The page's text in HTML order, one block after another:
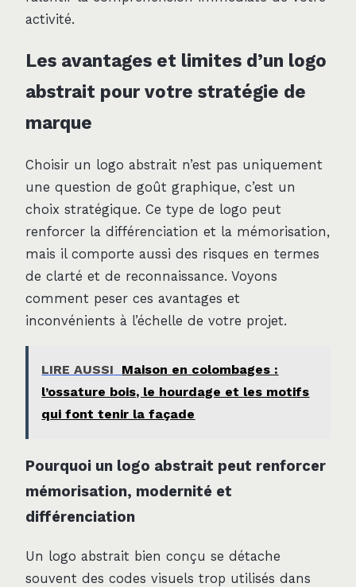
activité.
Les avantages et limites d’un logo
abstrait pour votre stratégie de
marque
Choisir un logo abstrait n’est pas uniquement
une question de goût graphique, c’est un
choix stratégique. Ce type de logo peut
renforcer la différenciation et la mémorisation,
mais il comporte aussi des risques en termes
de clarté et de reconnaissance. Voyons
comment peser ces avantages et
inconvénients à l’échelle de votre projet.
LIRE AUSSI
Maison en colombages :
l’ossature bois, le hourdage et les motifs
qui font tenir la façade
Pourquoi un logo abstrait peut renforcer
mémorisation, modernité et
différenciation
Un logo abstrait bien conçu se détache
souvent des codes visuels trop utilisés dans